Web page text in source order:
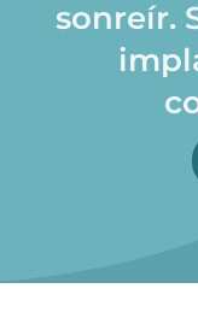
sonreír.